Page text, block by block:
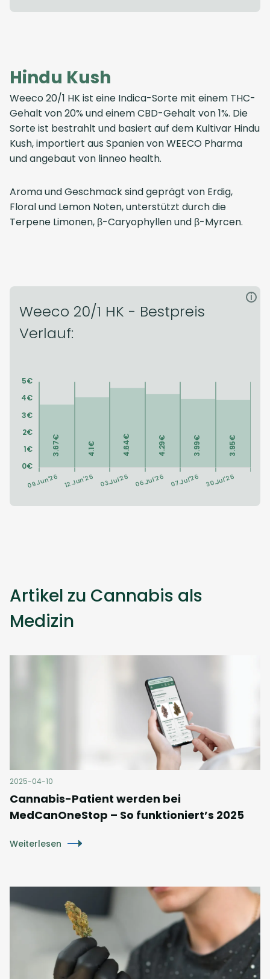
Hindu Kush
Weeco 20/1 HKist eine Indica-Sorte mit einem THC-
Gehalt von 20% und einem CBD-Gehalt von 1%. Die
Sorte ist bestrahlt und basiert auf dem Kultivar Hindu
Kush, importiert aus SpanienvonWEECO Pharma
und angebaut von linneo health.
Aroma und Geschmack sind geprägt von Erdig,
Floral und Lemon Noten, unterstützt durch die
Terpene Limonen, β-Caryophyllen und β-Myrcen.
Weeco 20/1 HK - Bestpreis
Verlauf:
i
Artikel zu Cannabis als
Medizin
2025-04-10
Cannabis-Patient werden bei
MedCanOneStop – So funktioniert’s 2025
Weiterlesen